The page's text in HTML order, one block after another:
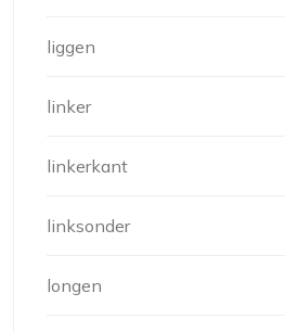
liggen
linker
linkerkant
linksonder
longen